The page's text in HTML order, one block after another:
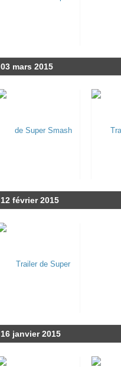
03 mars 2015
12 février 2015
16 janvier 2015